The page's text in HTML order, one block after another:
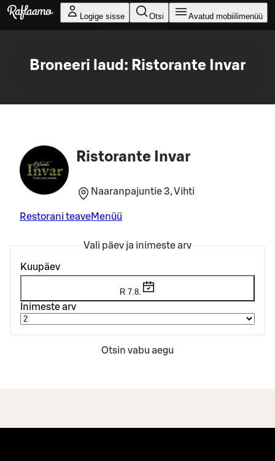
Liigu peamise sisu juurde
Logige sisse Otsi Avatud mobiilimenüü
Broneeri laud: Ristorante Invar
Ristorante Invar
Naaranpajuntie 3, Vihti
Restorani teaveMenüü
Vali päev ja inimeste arv
Kuupäev
R 7.8.
Inimeste arv
Otsin vabu aegu